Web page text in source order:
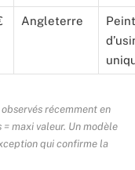
Angleterre
récemment en
maxi valeur. Un modèle
qui confirme la